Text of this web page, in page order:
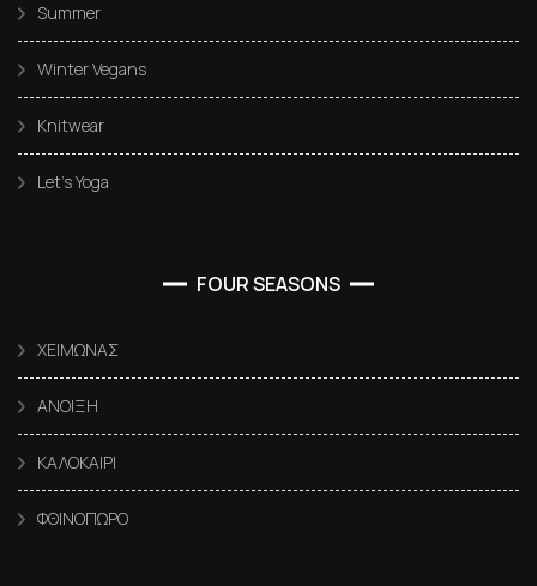
Summer
Winter Vegans
Knitwear
Let’s Yoga
FOUR SEASONS
ΧΕΙΜΩΝΑΣ
ΑΝΟΙΞΗ
ΚΑΛΟΚΑΙΡΙ
ΦΘΙΝΟΠΩΡΟ